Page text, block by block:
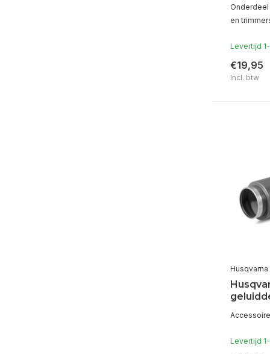
en
Levertijd
€19,95
Incl. btw
Husqvarna
Levertijd